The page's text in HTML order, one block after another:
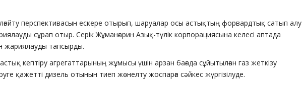
перспективасын ескере отырып, шаруалар осы астықтың форвардтық сатып алу
сұрап отыр. Серік Жұманғарин Азық-түлік корпорациясына келесі аптада
жариялауды тапсырды.
астық кептіру агрегаттарының жұмысы үшін арзан бағада сұйытылған газ жеткізу
қажетті дизель отынын тиеп жөнелту жоспарға сәйкес жүргізілуде.